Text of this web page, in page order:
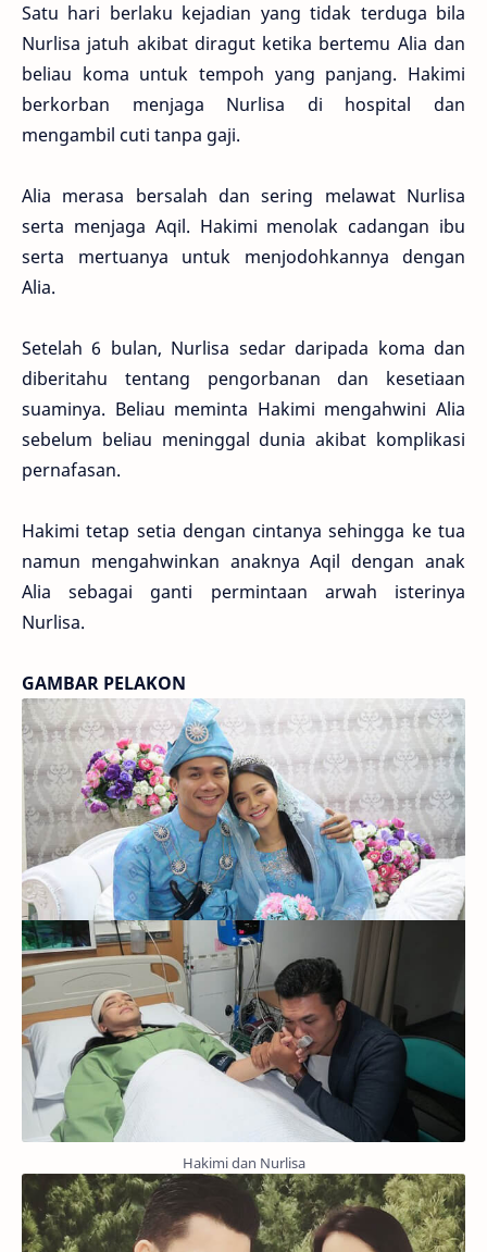
Satu hari berlaku kejadian yang tidak terduga bila
Nurlisa jatuh akibat diragut ketika bertemu Alia dan
beliau koma untuk tempoh yang panjang. Hakimi
berkorban menjaga Nurlisa di hospital dan
mengambil cuti tanpa gaji.
Alia merasa bersalah dan sering melawat Nurlisa
serta menjaga Aqil. Hakimi menolak cadangan ibu
serta mertuanya untuk menjodohkannya dengan
Alia.
Setelah 6 bulan, Nurlisa sedar daripada koma dan
diberitahu tentang pengorbanan dan kesetiaan
suaminya. Beliau meminta Hakimi mengahwini Alia
sebelum beliau meninggal dunia akibat komplikasi
pernafasan.
Hakimi tetap setia dengan cintanya sehingga ke tua
namun mengahwinkan anaknya Aqil dengan anak
Alia sebagai ganti permintaan arwah isterinya
Nurlisa.
GAMBAR PELAKON
Hakimi dan Nurlisa